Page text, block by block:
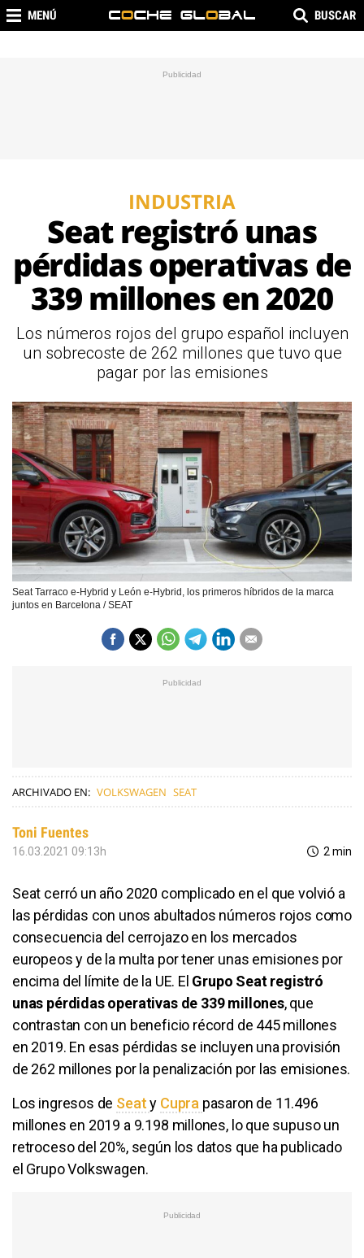
MENÚ BUSCAR
INDUSTRIA
Seat registró unas
pérdidas operativas de
339 millones en 2020
Los números rojos del grupo español incluyen
un sobrecoste de 262 millones que tuvo que
pagar por las emisiones
Seat Tarraco e-Hybrid y León e-Hybrid, los primeros híbridos de la marca
juntos en Barcelona / SEAT
ARCHIVADO EN: VOLKSWAGEN SEAT
Toni Fuentes
16.03.2021 09:13h 2 min
Seat cerró un año 2020 complicado en el que volvió a
las pérdidas con unos abultados números rojos como
consecuencia del cerrojazo en los mercados
europeos y de la multa por tener unas emisiones por
encima del límite de la UE. El Grupo Seat registró
unas pérdidas operativas de 339 millones, que
contrastan con un beneficio récord de 445 millones
en 2019. En esas pérdidas se incluyen una provisión
de 262 millones por la penalización por las emisiones.
Los ingresos de Seaty Cupra pasaron de 11.496
millones en 2019 a 9.198 millones, lo que supuso un
retroceso del 20%, según los datos que ha publicado
el Grupo Volkswagen.